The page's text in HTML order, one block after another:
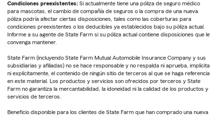
Condiciones preexistentes: Si actualmente tiene una póliza de seguro médico
para mascotas, el cambio de compañía de seguros o la compra de una nueva
póliza podría afectar ciertas disposiciones, tales como las coberturas para
condiciones preexistentes o los deducibles ya establecidos bajo su póliza actual.
Informe a su agente de State Farm si su póliza actual contiene disposiciones que le
convenga mantener.
State Farm (incluyendo State Farm Mutual Automobile Insurance Company y sus
subsidiarias y afiliadas) no se hace responsable y no respalda ni aprueba, implícita
ni explícitamente, el contenido de ningún sitio de terceros al que se haga referencia
en este material. Los productos y servicios son ofrecidos por terceros y State
Farm no garantiza la mercantabilidad, la idoneidad ni la calidad de los productos y
servicios de terceros.
Beneficio disponible para los clientes de State Farm que han comprado una nueva